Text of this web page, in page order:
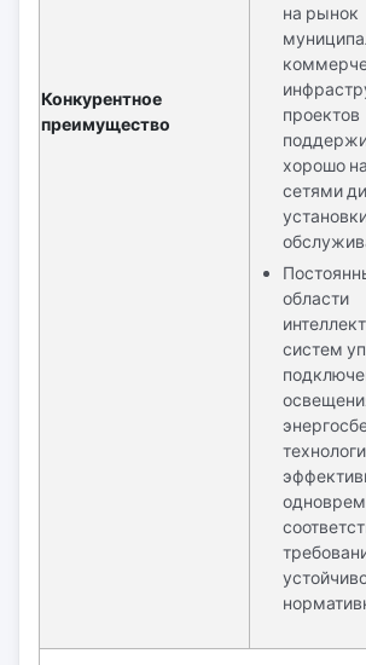
Конкурентное
преимущество
на рынок
проектов
хорошо
сетями
области
систем